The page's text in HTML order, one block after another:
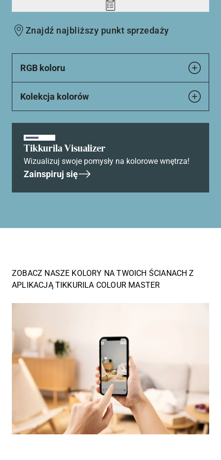
Add
wishlist
Znajdź najbliższy punkt sprzedaży
RGB koloru
Kolekcja kolorów
Tikkurila Visualizer
Wizualizuj swoje pomysły na kolorowe wnętrza!
Zainspiruj się
ZOBACZ NASZE KOLORY NA TWOICH ŚCIANACH Z
APLIKACJĄ TIKKURILA COLOUR MASTER